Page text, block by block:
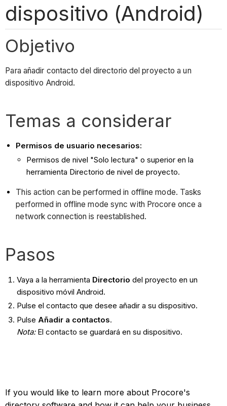
dispositivo (Android)
Objetivo
Para añadir contacto del directorio del proyecto a un
dispositivo Android.
Temas a considerar
Permisos de usuario necesarios:
Permisos de nivel "Solo lectura" o superior en la
herramienta Directorio de nivel de proyecto.
This action can be performed in offline mode. Tasks
performed in offline mode sync with Procore once a
network connection is reestablished.
Pasos
Vaya a la herramienta Directorio del proyecto en un
dispositivo móvil Android.
Pulse el contacto que desee añadir a su dispositivo.
Pulse Añadir a contactos.
Nota: El contacto se guardará en su dispositivo.
If you would like to learn more about Procore's